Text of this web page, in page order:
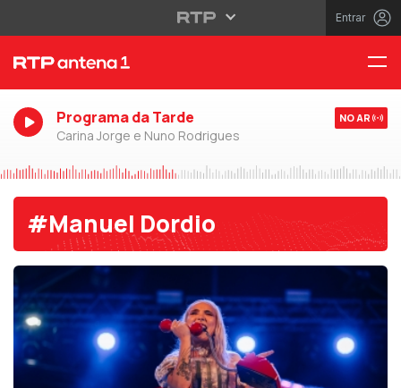
Entrar
Programa da Tarde
Carina Jorge e Nuno Rodrigues
NO AR
#Manuel Dordio